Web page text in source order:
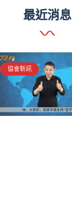
最近消息
協會新訊